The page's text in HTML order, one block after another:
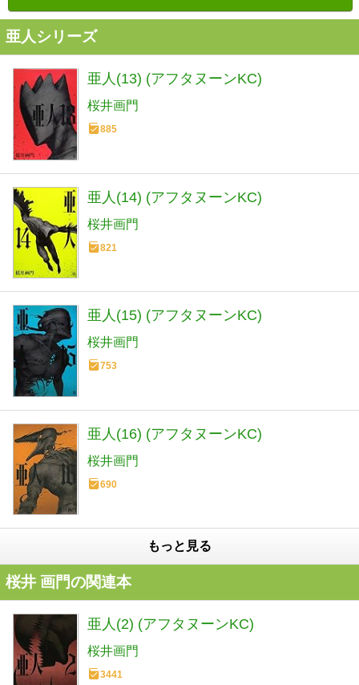
亜人シリーズ
亜人(13) (アフタヌーンKC)
桜井画門
885
亜人(14) (アフタヌーンKC)
桜井画門
821
亜人(15) (アフタヌーンKC)
桜井画門
753
亜人(16) (アフタヌーンKC)
桜井画門
690
もっと見る
桜井 画門の関連本
亜人(2) (アフタヌーンKC)
桜井画門
3441